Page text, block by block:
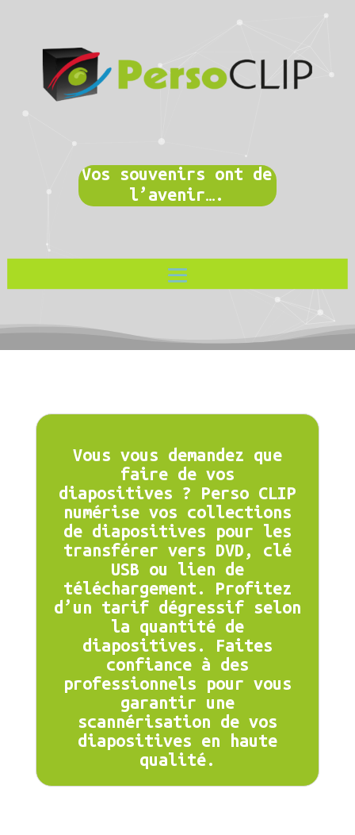
Vos souvenirs ont de
l’avenir….
Vous vous demandez que
faire de vos
diapositives ? Perso CLIP
numérise vos collections
de diapositives pour les
transférer vers DVD, clé
USB ou lien de
téléchargement. Profitez
d’un tarif dégressif selon
la quantité de
diapositives. Faites
confiance à des
professionnels pour vous
garantir une
scannérisation de vos
diapositives en haute
qualité.